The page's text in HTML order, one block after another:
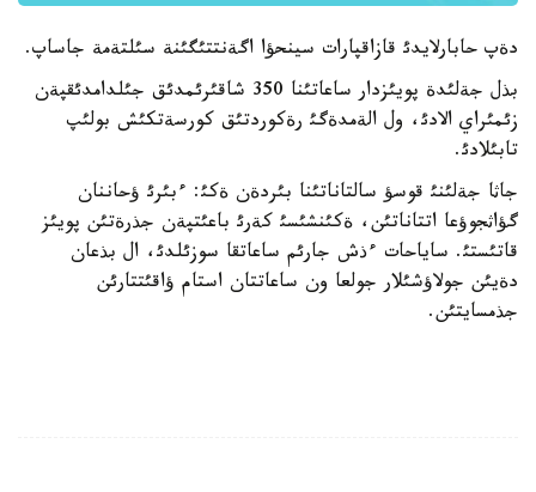
دةپ حابارلايدئ قازاقپارات سينحؤا اگةنتتئگئنة سئلتةمة جاساپ.
بذل جةلئدة پويئزدار ساعاتئنا 350 شاقئرئمدئق جئلدامدئقپةن
زئمئراي الادئ، ول الةمدةگئ رةكوردتئق كورسةتكئش بولئپ
تابئلادئ.
جاثا جةلئنئ قوسؤ سالتاناتئنا بئردةن ةكئ: ءبئرئ ؤحاننان
گؤاثجوؤعا اتتاناتئن، ةكئنشئسئ كةرئ باعئتپةن جذرةتئن پويئز
قاتئستئ. ساياحات ءذش جارئم ساعاتقا سوزئلدئ، ال بذعان
دةيئن جولاؤشئلار جولعا ون ساعاتتان استام ؤاقئتتارئن
جذمسايتئن.